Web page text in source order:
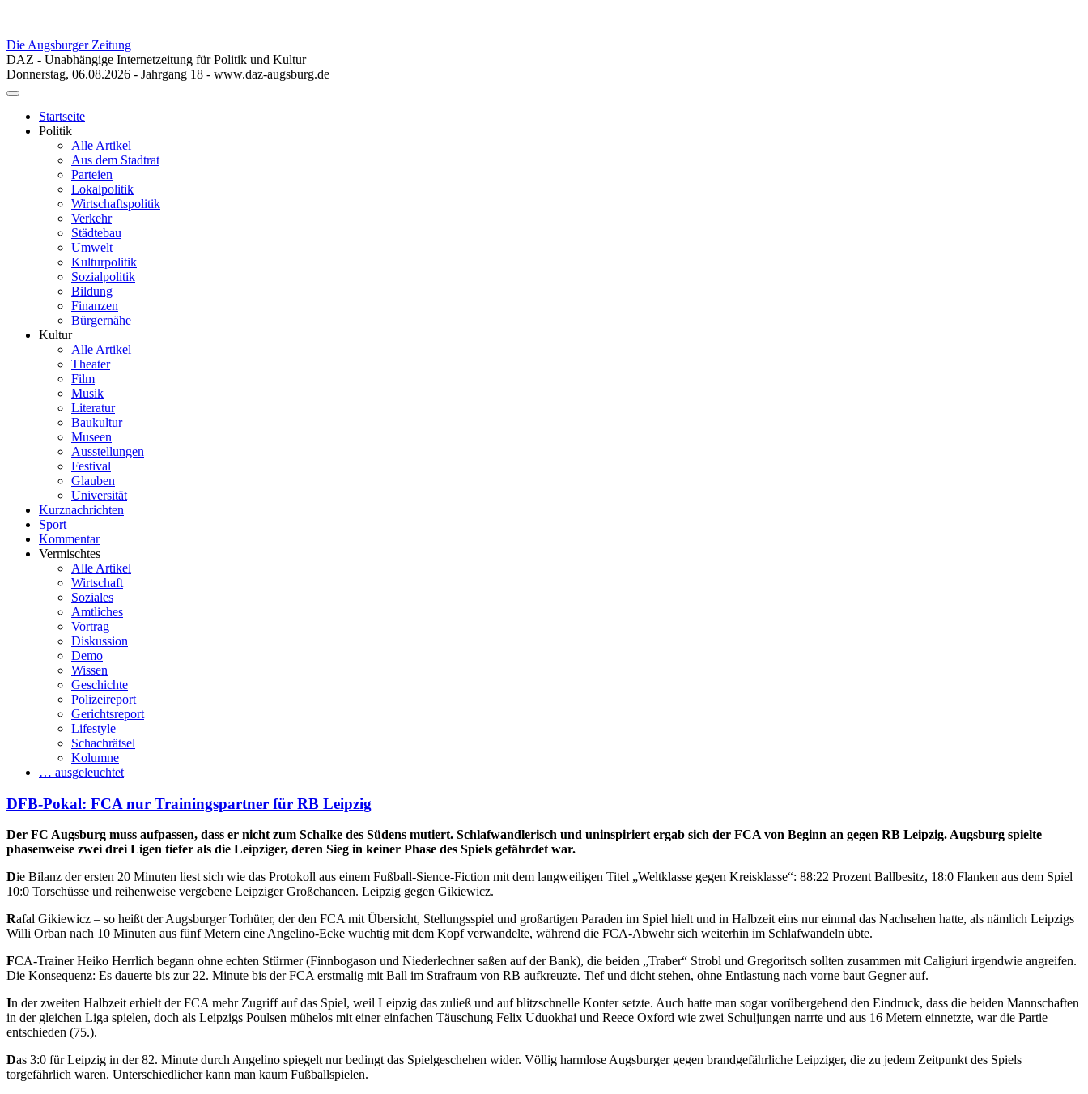
Die Augsburger Zeitung
DAZ - Unabhängige Internetzeitung für Politik und Kultur
Donnerstag, 06.08.2026 - Jahrgang 18 - www.daz-augsburg.de
Toggle
navigationStartseite
Politik
Alle Artikel
Aus dem Stadtrat
Parteien
Lokalpolitik
Wirtschaftspolitik
Verkehr
Städtebau
Umwelt
Kulturpolitik
Sozialpolitik
Bildung
Finanzen
Bürgernähe
Kultur
Alle Artikel
Theater
Film
Musik
Literatur
Baukultur
Museen
Ausstellungen
Festival
Glauben
Universität
Kurznachrichten
Sport
Kommentar
Vermischtes
Alle Artikel
Wirtschaft
Soziales
Amtliches
Vortrag
Diskussion
Demo
Wissen
Geschichte
Polizeireport
Gerichtsreport
Lifestyle
Schachrätsel
Kolumne
… ausgeleuchtet
DFB-Pokal: FCA nur Trainingspartner für RB Leipzig
Der FC Augsburg muss aufpassen, dass er nicht zum Schalke des Südens mutiert. Schlafwandlerisch und uninspiriert ergab sich der FCA von Beginn an gegen RB Leipzig. Augsburg spielte
phasenweise zwei drei Ligen tiefer als die Leipziger, deren Sieg in keiner Phase des Spiels gefährdet war.
Die Bilanz der ersten 20 Minuten liest sich wie das Protokoll aus einem Fußball-Sience-Fiction mit dem langweiligen Titel „Weltklasse gegen Kreisklasse“: 88:22 Prozent Ballbesitz, 18:0 Flanken aus dem Spiel
10:0 Torschüsse und reihenweise vergebene Leipziger Großchancen. Leipzig gegen Gikiewicz.
Rafal Gikiewicz – so heißt der Augsburger Torhüter, der den FCA mit Übersicht, Stellungsspiel und großartigen Paraden im Spiel hielt und in Halbzeit eins nur einmal das Nachsehen hatte, als nämlich Leipzigs
Willi Orban nach 10 Minuten aus fünf Metern eine Angelino-Ecke wuchtig mit dem Kopf verwandelte, während die FCA-Abwehr sich weiterhin im Schlafwandeln übte.
FCA-Trainer Heiko Herrlich begann ohne echten Stürmer (Finnbogason und Niederlechner saßen auf der Bank), die beiden „Traber“ Strobl und Gregoritsch sollten zusammen mit Caligiuri irgendwie angreifen.
Die Konsequenz: Es dauerte bis zur 22. Minute bis der FCA erstmalig mit Ball im Strafraum von RB aufkreuzte. Tief und dicht stehen, ohne Entlastung nach vorne baut Gegner auf.
In der zweiten Halbzeit erhielt der FCA mehr Zugriff auf das Spiel, weil Leipzig das zuließ und auf blitzschnelle Konter setzte. Auch hatte man sogar vorübergehend den Eindruck, dass die beiden Mannschaften
in der gleichen Liga spielen, doch als Leipzigs Poulsen mühelos mit einer einfachen Täuschung Felix Uduokhai und Reece Oxford wie zwei Schuljungen narrte und aus 16 Metern einnetzte, war die Partie
entschieden (75.).
Das 3:0 für Leipzig in der 82. Minute durch Angelino spiegelt nur bedingt das Spielgeschehen wider. Völlig harmlose Augsburger gegen brandgefährliche Leipziger, die zu jedem Zeitpunkt des Spiels
torgefährlich waren. Unterschiedlicher kann man kaum Fußballspielen.